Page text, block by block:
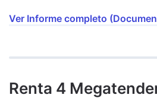
Ver Informe completo
Renta 4